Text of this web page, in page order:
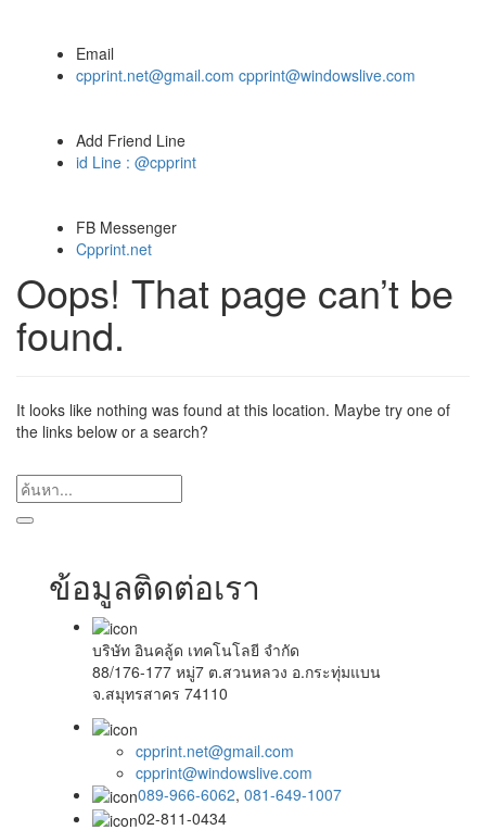
Email
cpprint.net@gmail.com cpprint@windowslive.com
Add Friend Line
id Line : @cpprint
FB Messenger
Cpprint.net
Oops! That page can’t be
found.
It looks like nothing was found at this location. Maybe try one of
the links below or a search?
ข้อมูลติดต่อเรา
บริษัท อินคลู้ด เทคโนโลยี จำกัด
88/176-177 หมู่7 ต.สวนหลวง อ.กระทุ่มแบน
จ.สมุทรสาคร 74110
cpprint.net@gmail.com
cpprint@windowslive.com
089-966-6062, 081-649-1007
02-811-0434